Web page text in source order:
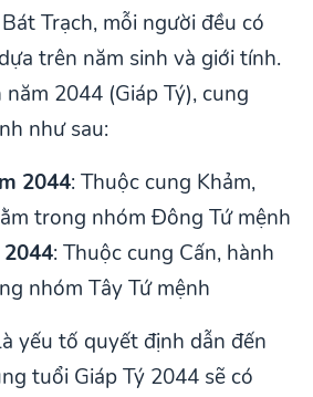
Trạch, mỗi người đều có
trên năm sinh và giới tính.
2044 (Giáp Tý), cung
như sau:
2044: Thuộc cung Khảm,
trong nhóm Đông Tứ mệnh
: Thuộc cung Cấn, hành
nhóm Tây Tứ mệnh
yếu tố quyết định dẫn đến
tuổi Giáp Tý 2044 sẽ có